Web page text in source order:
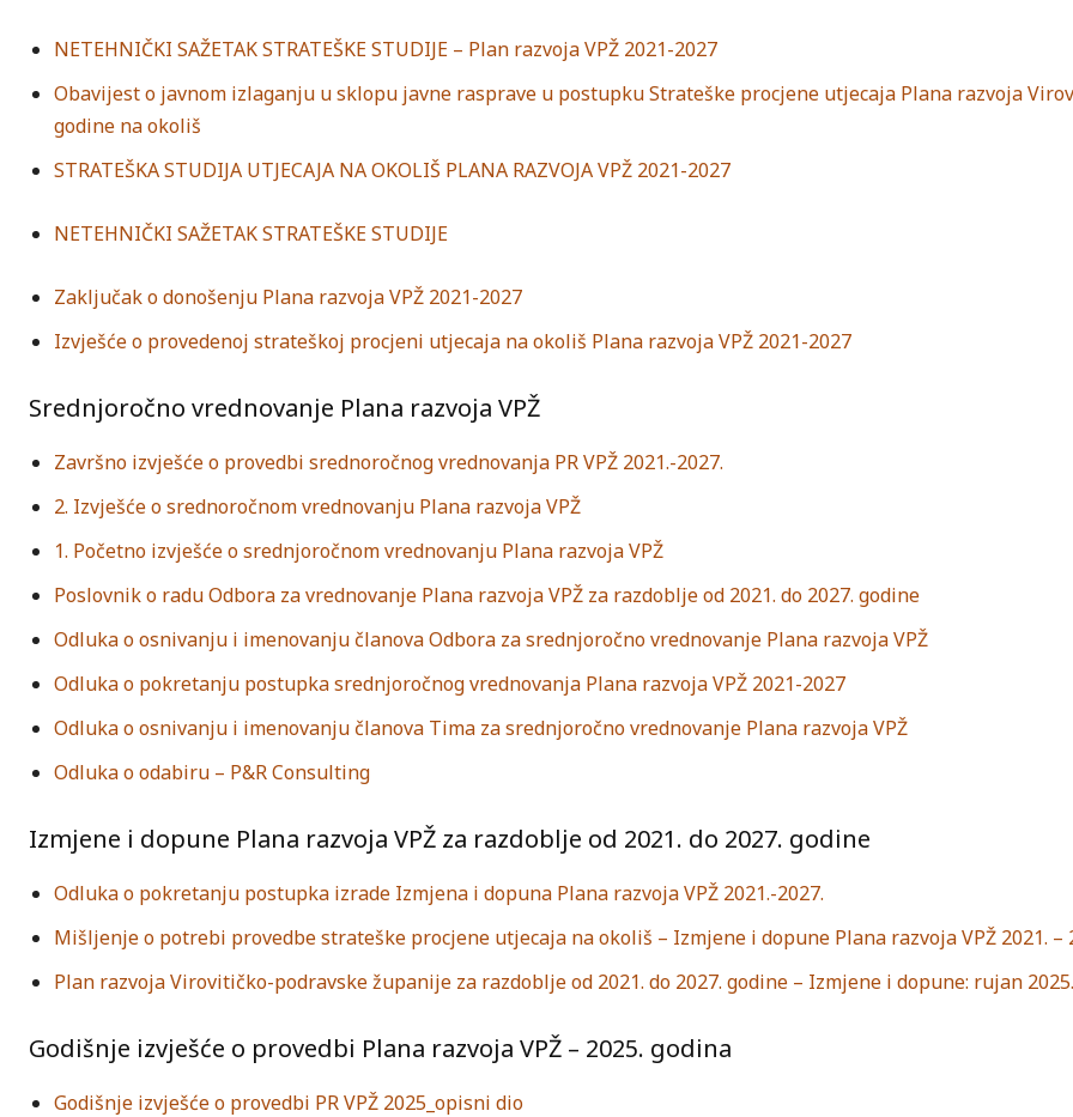
NETEHNIČKI SAŽETAK STRATEŠKE STUDIJE – Plan razvoja VPŽ 2021-2027
Obavijest o javnom izlaganju u sklopu javne rasprave u postupku Strateške procjene utjecaja Plana razvoja
godine na okoliš
STRATEŠKA STUDIJA UTJECAJA NA OKOLIŠ PLANA RAZVOJA VPŽ 2021-2027
NETEHNIČKI SAŽETAK STRATEŠKE STUDIJE
Zaključak o donošenju Plana razvoja VPŽ 2021-2027
Izvješće o provedenoj strateškoj procjeni utjecaja na okoliš Plana razvoja VPŽ 2021-2027
Srednjoročno vrednovanje Plana razvoja VPŽ
Završno izvješće o provedbi srednoročnog vrednovanja PR VPŽ 2021.-2027.
2. Izvješće o srednoročnom vrednovanju Plana razvoja VPŽ
1. Početno izvješće o srednjoročnom vrednovanju Plana razvoja VPŽ
Poslovnik o radu Odbora za vrednovanje Plana razvoja VPŽ za razdoblje od 2021. do 2027. godine
Odluka o osnivanju i imenovanju članova Odbora za srednjoročno vrednovanje Plana razvoja VPŽ
Odluka o pokretanju postupka srednjoročnog vrednovanja Plana razvoja VPŽ 2021-2027
Odluka o osnivanju i imenovanju članova Tima za srednjoročno vrednovanje Plana razvoja VPŽ
Odluka o odabiru – P&R Consulting
Izmjene i dopune Plana razvoja VPŽ za razdoblje od 2021. do 2027. godine
Odluka o pokretanju postupka izrade Izmjena i dopuna Plana razvoja VPŽ 2021.-2027.
Mišljenje o potrebi provedbe strateške procjene utjecaja na okoliš – Izmjene i dopune Plana razvoja VPŽ 2021. –
Plan razvoja Virovitičko-podravske županije za razdoblje od 2021. do 2027. godine – Izmjene i dopune: rujan 2025
Godišnje izvješće o provedbi Plana razvoja VPŽ – 2025. godina
Godišnje izvješće o provedbi PR VPŽ 2025_opisni dio